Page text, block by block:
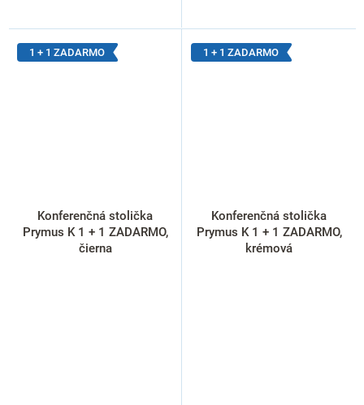
1 + 1 ZADARMO
Konferenčná stolička
Prymus K 1 + 1 ZADARMO,
čierna
1 + 1 ZADARMO
Konferenčná stolička
Prymus K 1 + 1 ZADARMO,
krémová